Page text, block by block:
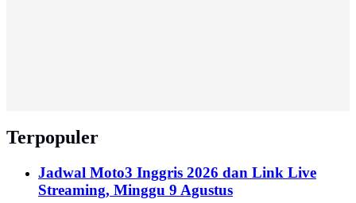
Terpopuler
Jadwal Moto3 Inggris 2026 dan Link Live
Streaming, Minggu 9 Agustus